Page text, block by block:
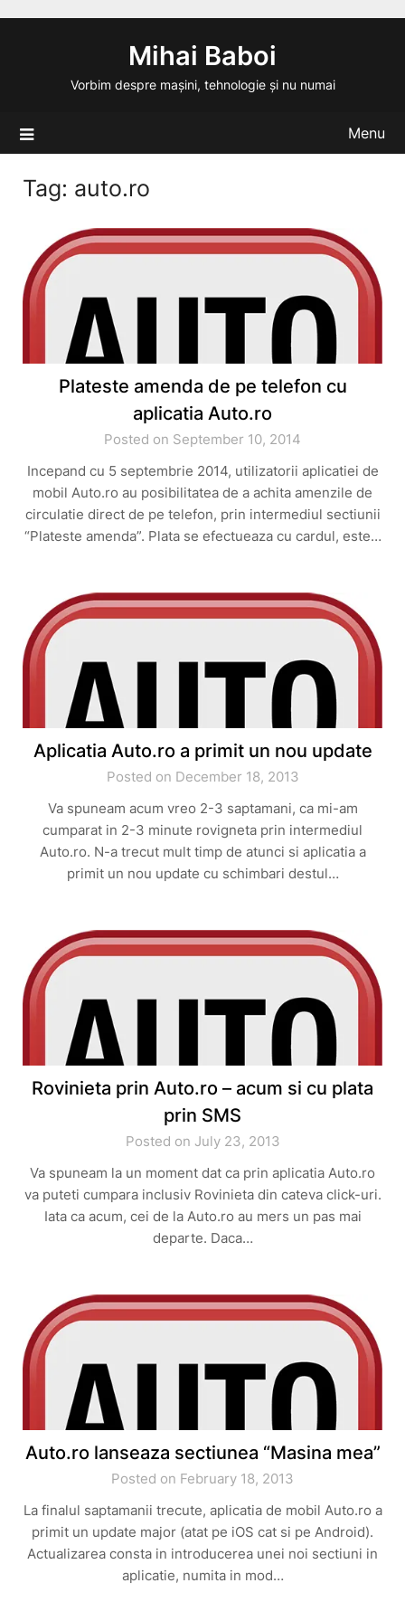
Mihai Baboi
Vorbim despre mașini, tehnologie și nu numai
Menu
Tag: auto.ro
Plateste amenda de pe telefon cu
aplicatia Auto.ro
Posted on September 10, 2014
Incepand cu 5 septembrie 2014, utilizatorii aplicatiei de
mobil Auto.ro au posibilitatea de a achita amenzile de
circulatie direct de pe telefon, prin intermediul sectiunii
“Plateste amenda”. Plata se efectueaza cu cardul, este…
Aplicatia Auto.ro a primit un nou update
Posted on December 18, 2013
Va spuneam acum vreo 2-3 saptamani, ca mi-am
cumparat in 2-3 minute rovigneta prin intermediul
Auto.ro. N-a trecut mult timp de atunci si aplicatia a
primit un nou update cu schimbari destul…
Rovinieta prin Auto.ro – acum si cu plata
prin SMS
Posted on July 23, 2013
Va spuneam la un moment dat ca prin aplicatia Auto.ro
va puteti cumpara inclusiv Rovinieta din cateva click-uri.
Iata ca acum, cei de la Auto.ro au mers un pas mai
departe. Daca…
Auto.ro lanseaza sectiunea “Masina mea”
Posted on February 18, 2013
La finalul saptamanii trecute, aplicatia de mobil Auto.ro a
primit un update major (atat pe iOS cat si pe Android).
Actualizarea consta in introducerea unei noi sectiuni in
aplicatie, numita in mod…